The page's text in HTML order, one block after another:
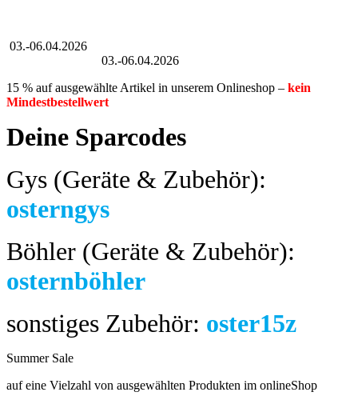
03.-06.04.2026
03.-06.04.2026
15 % auf ausgewählte Artikel in unserem Onlineshop – kein
Mindestbestellwert
Deine Sparcodes
Gys (Geräte & Zubehör):
osterngys
Böhler (Geräte & Zubehör):
osternböhler
sonstiges Zubehör: oster15z
Summer Sale
auf eine Vielzahl von ausgewählten Produkten im onlineShop